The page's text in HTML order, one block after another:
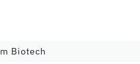
Biotech